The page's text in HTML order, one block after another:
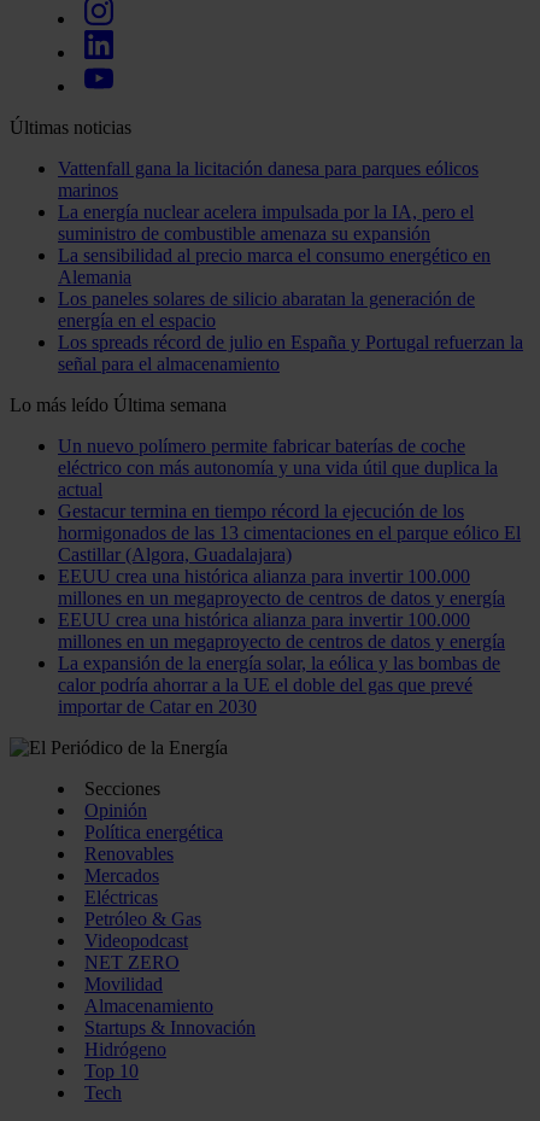
Últimas noticias
Vattenfall gana la licitación danesa para parques eólicos
marinos
La energía nuclear acelera impulsada por la IA, pero el
suministro de combustible amenaza su expansión
La sensibilidad al precio marca el consumo energético en
Alemania
Los paneles solares de silicio abaratan la generación de
energía en el espacio
Los spreads récord de julio en España y Portugal refuerzan la
señal para el almacenamiento
Lo más leído Última semana
Un nuevo polímero permite fabricar baterías de coche
eléctrico con más autonomía y una vida útil que duplica la
actual
Gestacur termina en tiempo récord la ejecución de los
hormigonados de las 13 cimentaciones en el parque eólico El
Castillar (Algora, Guadalajara)
EEUU crea una histórica alianza para invertir 100.000
millones en un megaproyecto de centros de datos y energía
EEUU crea una histórica alianza para invertir 100.000
millones en un megaproyecto de centros de datos y energía
La expansión de la energía solar, la eólica y las bombas de
calor podría ahorrar a la UE el doble del gas que prevé
importar de Catar en 2030
Secciones
Opinión
Política energética
Renovables
Mercados
Eléctricas
Petróleo & Gas
Videopodcast
NET ZERO
Movilidad
Almacenamiento
Startups & Innovación
Hidrógeno
Top 10
Tech